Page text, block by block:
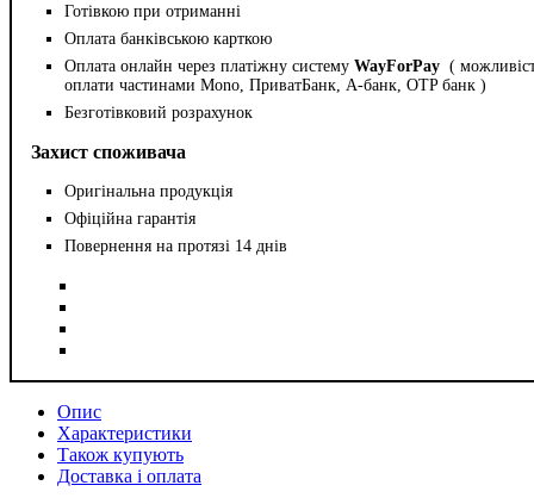
Готівкою при отриманні
Оплата банківською карткою
Оплата онлайн через платіжну систему WayForPay (
оплати частинами Mono, ПриватБанк, А-банк, OTP банк )
Безготівковий розрахунок
Захист споживача
Оригінальна продукція
Офіційна гарантія
Повернення на протязі 14 днів
Опис
Характеристики
Також купують
Доставка і оплата